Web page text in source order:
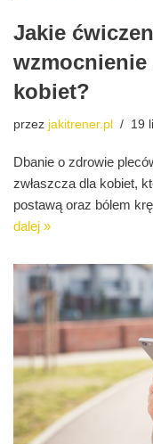
Jakie
kobiet?
przez jakitrener.pl 19
Dbanie o zdrowie
zwłaszcza dla kobiet,
postawą oraz bólem
dalej »